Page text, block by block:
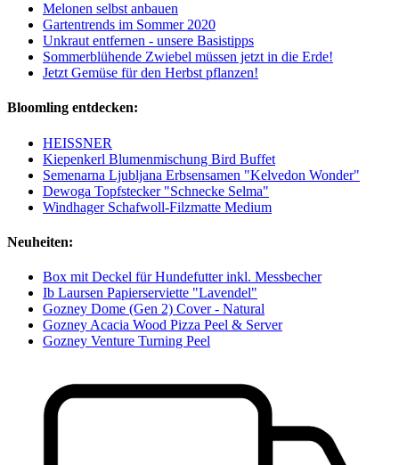
Melonen selbst anbauen
Gartentrends im Sommer 2020
Unkraut entfernen - unsere Basistipps
Sommerblühende Zwiebel müssen jetzt in die Erde!
Jetzt Gemüse für den Herbst pflanzen!
Bloomling entdecken:
HEISSNER
Kiepenkerl Blumenmischung Bird Buffet
Semenarna Ljubljana Erbsensamen "Kelvedon Wonder"
Dewoga Topfstecker "Schnecke Selma"
Windhager Schafwoll-Filzmatte Medium
Neuheiten:
Box mit Deckel für Hundefutter inkl. Messbecher
Ib Laursen Papierserviette "Lavendel"
Gozney Dome (Gen 2) Cover - Natural
Gozney Acacia Wood Pizza Peel & Server
Gozney Venture Turning Peel